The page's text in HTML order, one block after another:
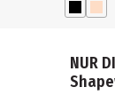
NUR